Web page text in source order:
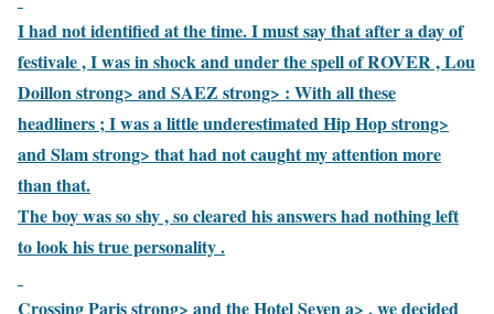
I had not identified at the time. I must say that after a day of
festivale , I was in shock and under the spell ofROVER , Lou
Doillon strong> andSAEZ strong> : With all these
headliners ; I was a little underestimatedHip Hop strong>
andSlam strong> that had not caught my attention more
than that.
The boy was so shy , so cleared his answers had nothing left
to look his true personality .
CrossingParis strong> and theHotel Seven a> , we decided